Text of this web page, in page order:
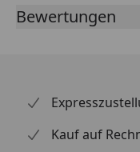
vielem unseres
Kind den
Bewertungen
Kauf auf